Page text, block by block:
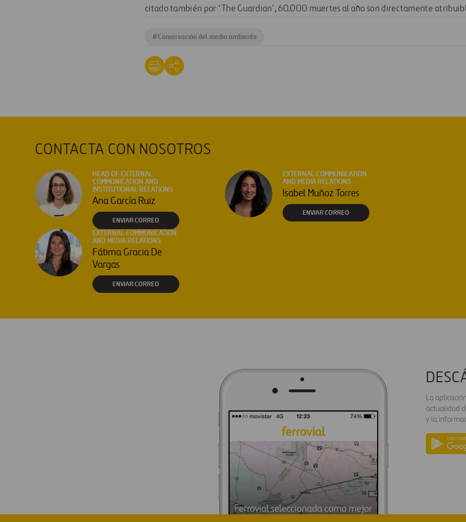
citado también por ‘The Guardian’, 60.000 muertes al año son directamente
#Conservación del medio ambiente
CONTACTA CON NOSOTROS
HEAD OF EXTERNAL
COMMUNICATION AND
INSTITUTIONAL RELATIONS
Ana García Ruiz
ENVIAR CORREO
EXTERNAL COMMUNICATION
AND MEDIA RELATIONS
Isabel Muñoz Torres
ENVIAR CORREO
EXTERNAL COMMUNICATION
AND MEDIA RELATIONS
Fátima Gracia De
Vargas
ENVIAR CORREO
La
actualidad
y la